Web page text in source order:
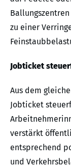
zu einer
Jobticket
Aus dem
Jobticket
verstärkt
entsprechend
und